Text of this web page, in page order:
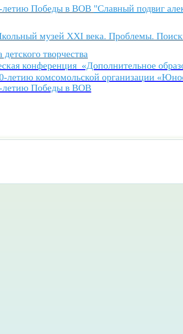
летию Победы в ВОВ "Славный подвиг
музей XXI века. Проблемы.
творчества
конференция «Дополнительное
летию комсомольской организации
летию Победы в ВОВ